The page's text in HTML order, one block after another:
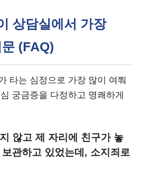
상담실에서 가장
(FAQ)
타는 심정으로 가장 많이 여쭤
궁금증을 다정하고 명쾌하게
않고 제 자리에 친구가 놓
관하고 있었는데, 소지죄로